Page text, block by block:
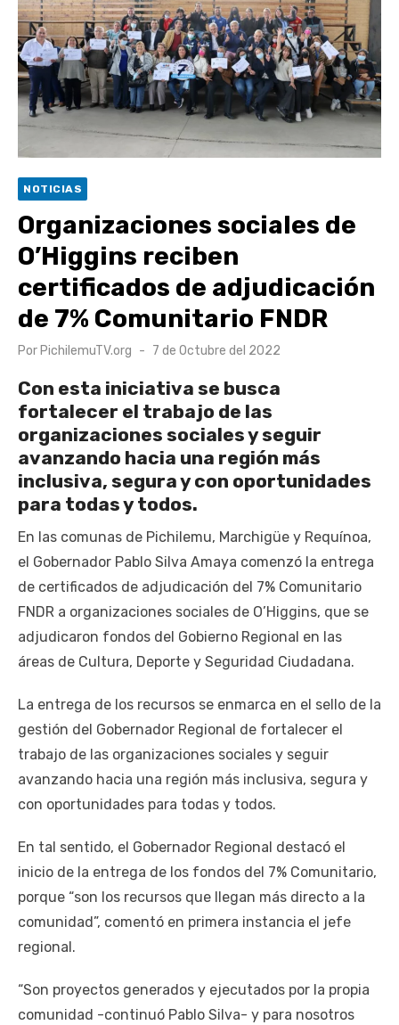
UOH y Municipalidad de Machalí suscriben convenio para
esterilización de mascotas
Hospital de Santa Cruz y Atención Primaria fortalecen
alianza para mejorar el acceso a la atención
gastroenterológica
Rector y diputado Neumann se refieren a cuestionamientos
Valparaíso vuelve a posicionarse como la ciudad con la
conexión a internet más rápida del mundo
NOTICIAS
Organizaciones sociales de
O’Higgins reciben
certificados de adjudicación
de 7% Comunitario FNDR
Por PichilemuTV.org
Publicado
7 de Octubre del 2022
Con esta iniciativa se busca
fortalecer el trabajo de las
organizaciones sociales y seguir
avanzando hacia una región más
inclusiva, segura y con oportunidades
para todas y todos.
En las comunas de Pichilemu, Marchigüe y Requínoa,
el Gobernador Pablo Silva Amaya comenzó la entrega
de certificados de adjudicación del 7% Comunitario
FNDR a organizaciones sociales de O’Higgins, que se
adjudicaron fondos del Gobierno Regional en las
áreas de Cultura, Deporte y Seguridad Ciudadana.
La entrega de los recursos se enmarca en el sello de la
gestión del Gobernador Regional de fortalecer el
trabajo de las organizaciones sociales y seguir
avanzando hacia una región más inclusiva, segura y
con oportunidades para todas y todos.
En tal sentido, el Gobernador Regional destacó el
inicio de la entrega de los fondos del 7% Comunitario,
porque “son los recursos que llegan más directo a la
comunidad”, comentó en primera instancia el jefe
regional.
“Son proyectos generados y ejecutados por la propia
comunidad -continuó Pablo Silva- y para nosotros